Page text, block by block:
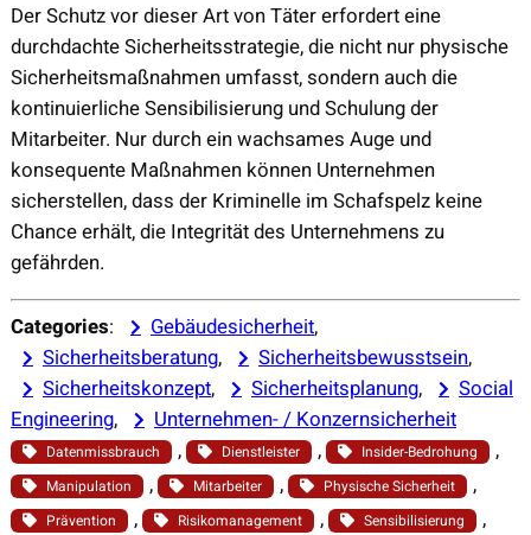
Der Schutz vor dieser Art von Täter erfordert eine
durchdachte Sicherheitsstrategie, die nicht nur physische
Sicherheitsmaßnahmen umfasst, sondern auch die
kontinuierliche Sensibilisierung und Schulung der
Mitarbeiter. Nur durch ein wachsames Auge und
konsequente Maßnahmen können Unternehmen
sicherstellen, dass der Kriminelle im Schafspelz keine
Chance erhält, die Integrität des Unternehmens zu
gefährden.
Categories: Gebäudesicherheit,
Sicherheitsberatung, Sicherheitsbewusstsein,
Sicherheitskonzept, Sicherheitsplanung,
Social
Engineering, Unternehmen- / Konzernsicherheit
Datenmissbrauch , Dienstleister , Insider-Bedrohung ,
Manipulation , Mitarbeiter , Physische Sicherheit ,
Prävention , Risikomanagement , Sensibilisierung ,